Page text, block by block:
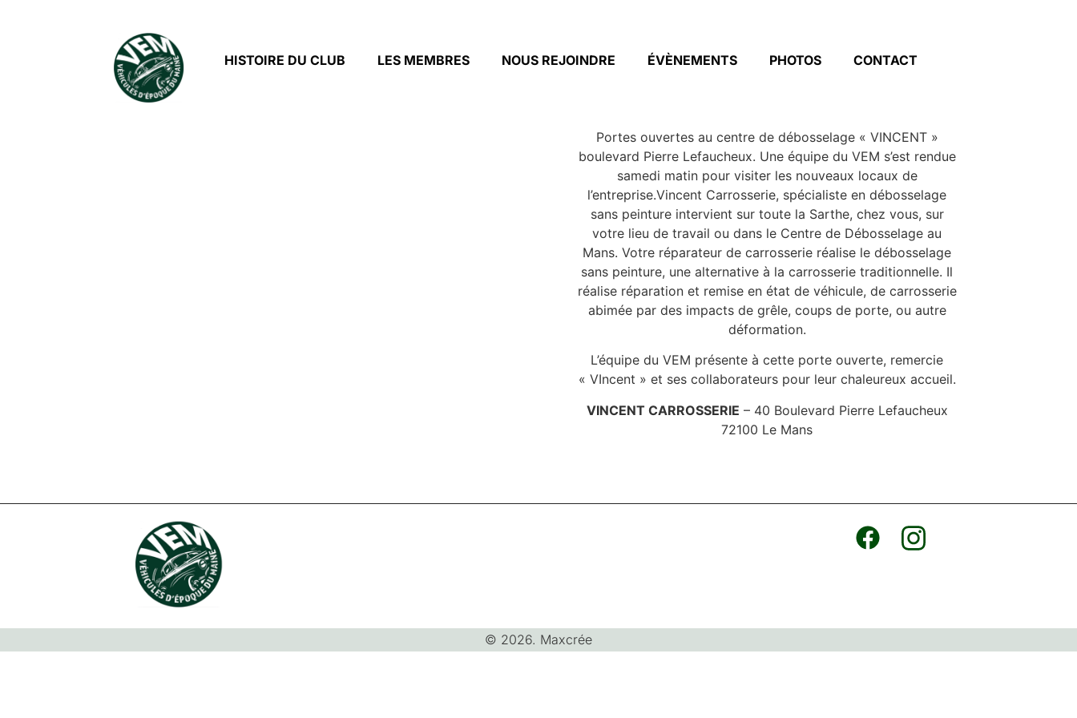
HISTOIRE DU CLUB LES MEMBRES NOUS REJOINDRE ÉVÈNEMENTS PHOTOS CONTACT
Portes ouvertes au centre de débosselage « VINCENT »
boulevard Pierre Lefaucheux. Une équipe du VEM s’est rendue
samedi matin pour visiter les nouveaux locaux de
l’entreprise.Vincent Carrosserie, spécialiste en débosselage
sans peinture intervient sur toute la Sarthe, chez vous, sur
votre lieu de travail ou dans le Centre de Débosselage au
Mans. Votre réparateur de carrosserie réalise le débosselage
sans peinture, une alternative à la carrosserie traditionnelle. Il
réalise réparation et remise en état de véhicule, de carrosserie
abimée par des impacts de grêle, coups de porte, ou autre
déformation.
L’équipe du VEM présente à cette porte ouverte, remercie
« VIncent » et ses collaborateurs pour leur chaleureux accueil.
VINCENT CARROSSERIE – 40 Boulevard Pierre Lefaucheux
72100 Le Mans
© 2026. Maxcrée